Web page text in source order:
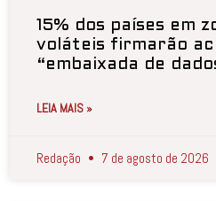
15% dos países em
voláteis firmarão
“embaixada de
LEIA MAIS »
Redação 7 de agosto de 2026